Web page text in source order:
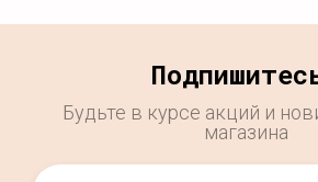
Будьте в курсе акций и
магазина